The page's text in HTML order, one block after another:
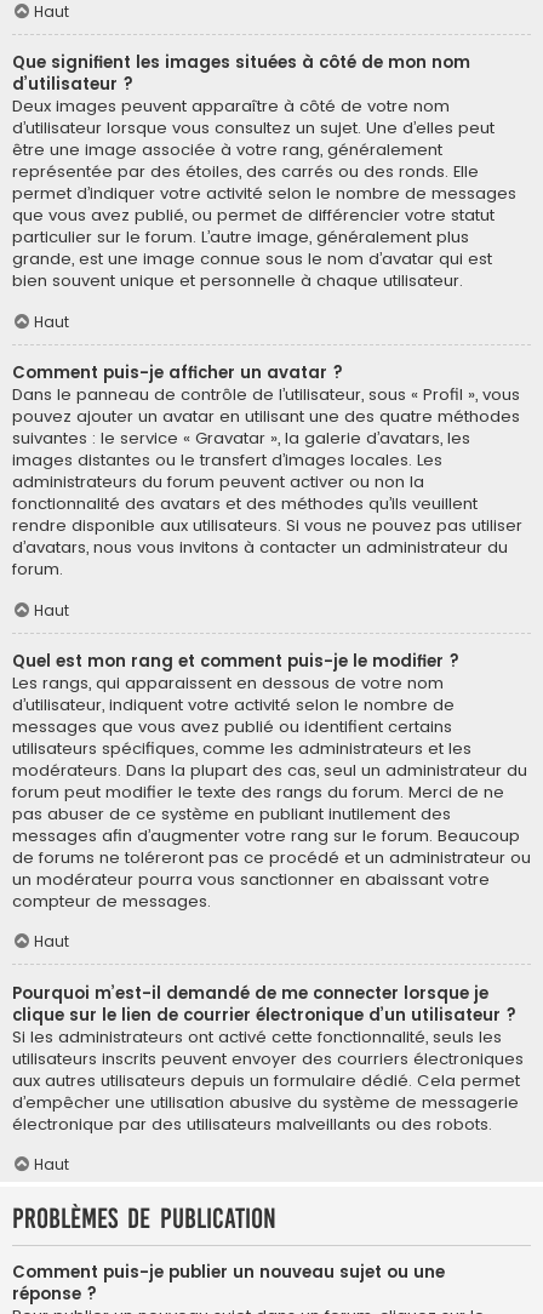
Haut
Que signifient les images situées à côté de mon nom
d’utilisateur ?
Deux images peuvent apparaître à côté de votre nom
d’utilisateur lorsque vous consultez un sujet. Une d’elles peut
être une image associée à votre rang, généralement
représentée par des étoiles, des carrés ou des ronds. Elle
permet d’indiquer votre activité selon le nombre de messages
que vous avez publié, ou permet de différencier votre statut
particulier sur le forum. L’autre image, généralement plus
grande, est une image connue sous le nom d’avatar qui est
bien souvent unique et personnelle à chaque utilisateur.
Haut
Comment puis-je afficher un avatar ?
Dans le panneau de contrôle de l’utilisateur, sous « Profil », vous
pouvez ajouter un avatar en utilisant une des quatre méthodes
suivantes : le service « Gravatar », la galerie d’avatars, les
images distantes ou le transfert d’images locales. Les
administrateurs du forum peuvent activer ou non la
fonctionnalité des avatars et des méthodes qu’ils veuillent
rendre disponible aux utilisateurs. Si vous ne pouvez pas utiliser
d’avatars, nous vous invitons à contacter un administrateur du
forum.
Haut
Quel est mon rang et comment puis-je le modifier ?
Les rangs, qui apparaissent en dessous de votre nom
d’utilisateur, indiquent votre activité selon le nombre de
messages que vous avez publié ou identifient certains
utilisateurs spécifiques, comme les administrateurs et les
modérateurs. Dans la plupart des cas, seul un administrateur du
forum peut modifier le texte des rangs du forum. Merci de ne
pas abuser de ce système en publiant inutilement des
messages afin d’augmenter votre rang sur le forum. Beaucoup
de forums ne toléreront pas ce procédé et un administrateur ou
un modérateur pourra vous sanctionner en abaissant votre
compteur de messages.
Haut
Pourquoi m’est-il demandé de me connecter lorsque je
clique sur le lien de courrier électronique d’un utilisateur ?
Si les administrateurs ont activé cette fonctionnalité, seuls les
utilisateurs inscrits peuvent envoyer des courriers électroniques
aux autres utilisateurs depuis un formulaire dédié. Cela permet
d’empêcher une utilisation abusive du système de messagerie
électronique par des utilisateurs malveillants ou des robots.
Haut
Problèmes de publication
Comment puis-je publier un nouveau sujet ou une
réponse ?